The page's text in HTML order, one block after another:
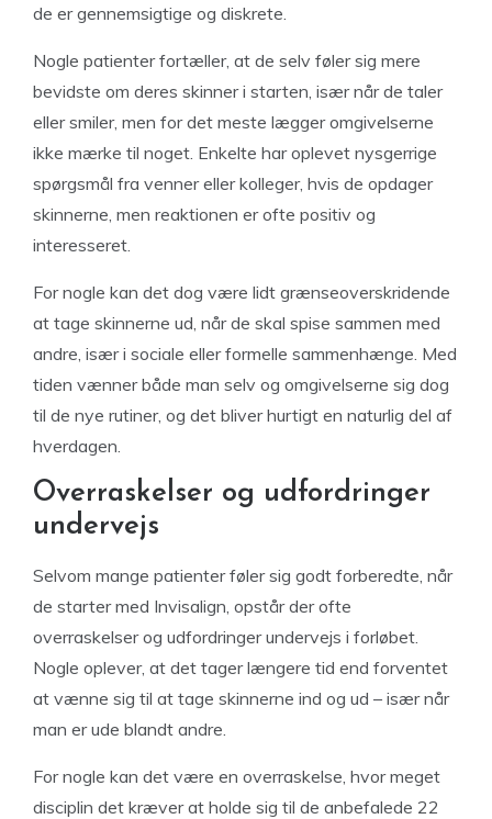
de er gennemsigtige og diskrete.
Nogle patienter fortæller, at de selv føler sig mere
bevidste om deres skinner i starten, især når de taler
eller smiler, men for det meste lægger omgivelserne
ikke mærke til noget. Enkelte har oplevet nysgerrige
spørgsmål fra venner eller kolleger, hvis de opdager
skinnerne, men reaktionen er ofte positiv og
interesseret.
For nogle kan det dog være lidt grænseoverskridende
at tage skinnerne ud, når de skal spise sammen med
andre, især i sociale eller formelle sammenhænge. Med
tiden vænner både man selv og omgivelserne sig dog
til de nye rutiner, og det bliver hurtigt en naturlig del af
hverdagen.
Overraskelser og udfordringer
undervejs
Selvom mange patienter føler sig godt forberedte, når
de starter med Invisalign, opstår der ofte
overraskelser og udfordringer undervejs i forløbet.
Nogle oplever, at det tager længere tid end forventet
at vænne sig til at tage skinnerne ind og ud – især når
man er ude blandt andre.
For nogle kan det være en overraskelse, hvor meget
disciplin det kræver at holde sig til de anbefalede 22